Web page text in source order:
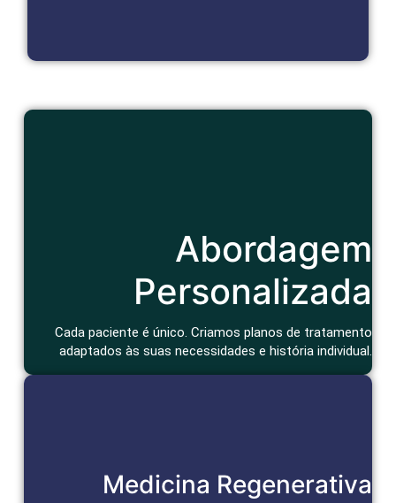
Abordagem
Personalizada
Cada paciente é único. Criamos planos de tratamento
adaptados às suas necessidades e história individual.
contexto de vida e bem-estar geral.
Agendar Consulta
Medicina Regenerativa
Reparação e Alívio Duradouro
Células-tronco e bioativos reparam tecidos, aceleram a cura